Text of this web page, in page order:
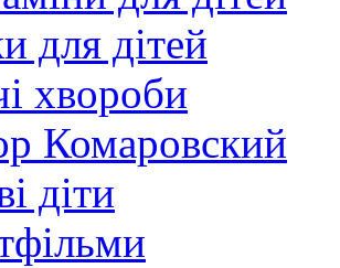
для дітей
хвороби
Комаровский
діти